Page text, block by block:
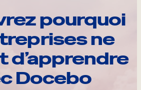
pourquoi
ne
d’apprendre
Docebo